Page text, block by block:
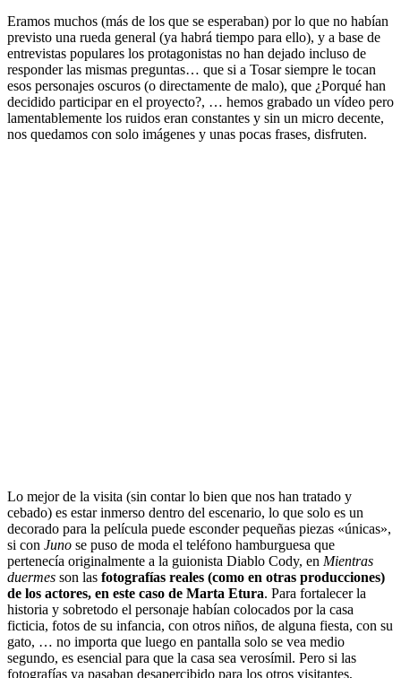
Eramos muchos (más de los que se esperaban) por lo que no habían
previsto una rueda general (ya habrá tiempo para ello), y a base de
entrevistas populares los protagonistas no han dejado incluso de
responder las mismas preguntas… que si a Tosar siempre le tocan
esos personajes oscuros (o directamente de malo), que ¿Porqué han
decidido participar en el proyecto?, … hemos grabado un vídeo pero
lamentablemente los ruidos eran constantes y sin un micro decente,
nos quedamos con solo imágenes y unas pocas frases, disfruten.
Lo mejor de la visita (sin contar lo bien que nos han tratado y
cebado) es estar inmerso dentro del escenario, lo que solo es un
decorado para la película puede esconder pequeñas piezas «únicas»,
si con Juno se puso de moda el teléfono hamburguesa que
pertenecía originalmente a la guionista Diablo Cody, en Mientras
duermes son las fotografías reales (como en otras producciones)
de los actores, en este caso de Marta Etura. Para fortalecer la
historia y sobretodo el personaje habían colocados por la casa
ficticia, fotos de su infancia, con otros niños, de alguna fiesta, con su
gato, … no importa que luego en pantalla solo se vea medio
segundo, es esencial para que la casa sea verosímil. Pero si las
fotografías ya pasaban desapercibido para los otros visitantes,